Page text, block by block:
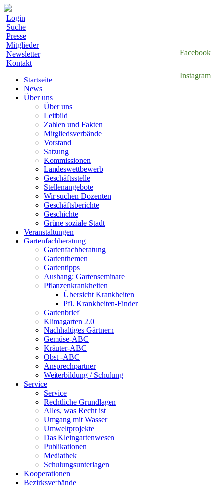
Login
Facebook
Instagram
Suche
Presse
Mitglieder
Newsletter
Kontakt
Startseite
News
Über uns
Über uns
Leitbild
Zahlen und Fakten
Mitgliedsverbände
Vorstand
Satzung
Kommissionen
Landeswettbewerb
Geschäftsstelle
Stellenangebote
Wir suchen Dozenten
Geschäftsberichte
Geschichte
Grüne soziale Stadt
Veranstaltungen
Gartenfachberatung
Gartenfachberatung
Gartenthemen
Gartentipps
Aushang: Gartenseminare
Pflanzenkrankheiten
Übersicht Krankheiten
Pfl. Krankheiten-Finder
Gartenbrief
Klimagarten 2.0
Nachhaltiges Gärtnern
Gemüse-ABC
Kräuter-ABC
Obst -ABC
Ansprechpartner
Weiterbildung / Schulung
Service
Service
Rechtliche Grundlagen
Alles, was Recht ist
Umgang mit Wasser
Umweltprojekte
Das Kleingartenwesen
Publikationen
Mediathek
Schulungsunterlagen
Kooperationen
Bezirksverbände